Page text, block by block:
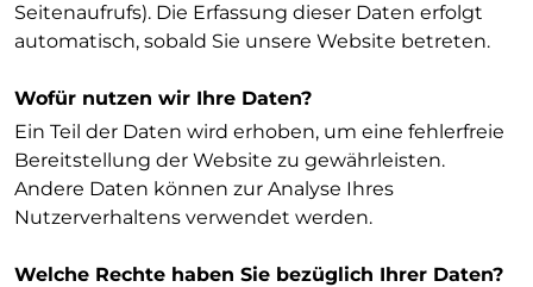
Seitenaufrufs). Die Erfassung dieser Daten erfolgt
automatisch, sobald Sie unsere Website betreten.
Wofür nutzen wir Ihre Daten?
Ein Teil der Daten wird erhoben, um eine fehlerfreie
Bereitstellung der Website zu gewährleisten.
Andere Daten können zur Analyse Ihres
Nutzerverhaltens verwendet werden.
Welche Rechte haben Sie bezüglich Ihrer Daten?